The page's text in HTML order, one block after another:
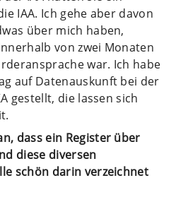
IAA. Ich gehe aber davon
über mich haben,
von zwei Monaten
war. Ich habe
auf Datenauskunft bei der
gestellt, die lassen sich
dass ein Register über
diese diversen
schön darin verzeichnet